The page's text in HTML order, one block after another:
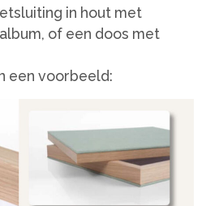
in hout met
of een doos met
een voorbeeld: